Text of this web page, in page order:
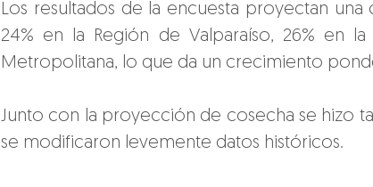
Los resultados de la encuesta proyectan
24% en la Región de Valparaíso, 26% en
Metropolitana, lo que da un crecimiento
Junto con la proyección de cosecha se hizo
se modificaron levemente datos históricos.